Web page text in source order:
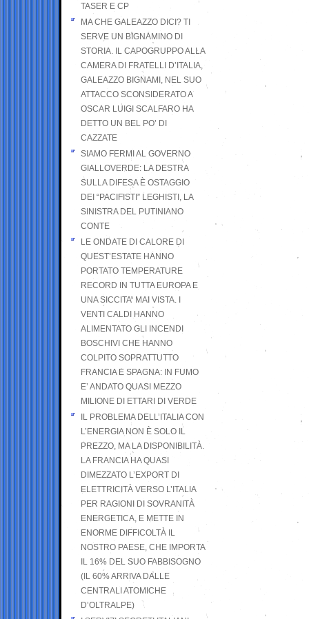
TASER E CP
MA CHE GALEAZZO DICI? TI
SERVE UN BIGNAMINO DI
STORIA. IL CAPOGRUPPO ALLA
CAMERA DI FRATELLI D’ITALIA,
GALEAZZO BIGNAMI, NEL SUO
ATTACCO SCONSIDERATO A
OSCAR LUIGI SCALFARO HA
DETTO UN BEL PO’ DI
CAZZATE
SIAMO FERMI AL GOVERNO
GIALLOVERDE: LA DESTRA
SULLA DIFESA È OSTAGGIO
DEI “PACIFISTI” LEGHISTI, LA
SINISTRA DEL PUTINIANO
CONTE
LE ONDATE DI CALORE DI
QUEST’ESTATE HANNO
PORTATO TEMPERATURE
RECORD IN TUTTA EUROPA E
UNA SICCITA’ MAI VISTA. I
VENTI CALDI HANNO
ALIMENTATO GLI INCENDI
BOSCHIVI CHE HANNO
COLPITO SOPRATTUTTO
FRANCIA E SPAGNA: IN FUMO
E’ ANDATO QUASI MEZZO
MILIONE DI ETTARI DI VERDE
IL PROBLEMA DELL’ITALIA CON
L’ENERGIA NON È SOLO IL
PREZZO, MA LA DISPONIBILITÀ.
LA FRANCIA HA QUASI
DIMEZZATO L’EXPORT DI
ELETTRICITÀ VERSO L’ITALIA
PER RAGIONI DI SOVRANITÀ
ENERGETICA, E METTE IN
ENORME DIFFICOLTÀ IL
NOSTRO PAESE, CHE IMPORTA
IL 16% DEL SUO FABBISOGNO
(IL 60% ARRIVA DALLE
CENTRALI ATOMICHE
D’OLTRALPE)